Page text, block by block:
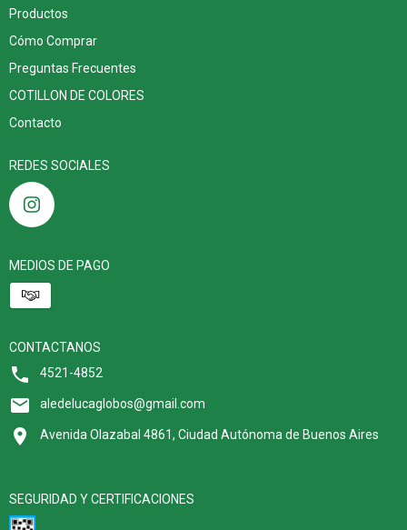
Productos
Cómo Comprar
Preguntas Frecuentes
COTILLON DE COLORES
Contacto
REDES SOCIALES
MEDIOS DE PAGO
CONTACTANOS
4521-4852
aledelucaglobos@gmail.com
Avenida Olazabal 4861, Ciudad Autónoma de Buenos Aires
SEGURIDAD Y CERTIFICACIONES